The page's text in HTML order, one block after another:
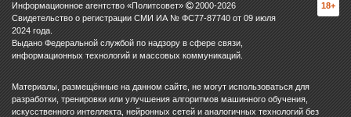
Информационное агентство «Политсовет» 2000-2026
Свидетельство о регистрации СМИ ИА № ФС77-87740 от 09 июля
2024 года.
Выдано Федеральной службой по надзору в сфере связи,
информационных технологий и массовых коммуникаций.
18+
Материалы, размещённые на данном сайте, не могут использоваться для
разработки, тренировки или улучшения алгоритмов машинного обучения,
искусственного интеллекта, нейронных сетей и аналогичных технологий без